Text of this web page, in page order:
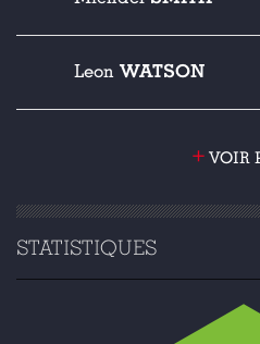
Leon WATSON
+ VOIR
STATISTIQUES